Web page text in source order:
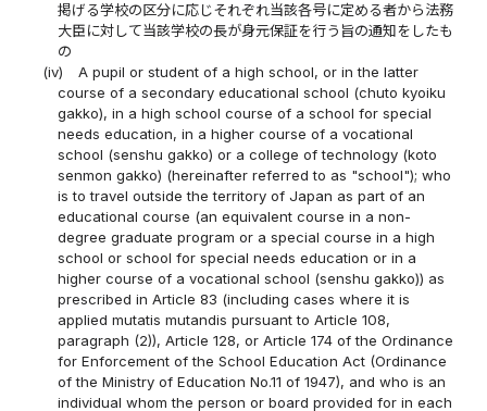
掲げる学校の区分に応じそれぞれ当該各号に定める者から法務
大臣に対して当該学校の長が身元保証を行う旨の通知をしたも
の
(iv)
A pupil or student of a high school, or in the latter
course of a secondary educational school (chuto kyoiku
gakko), in a high school course of a school for special
needs education, in a higher course of a vocational
school (senshu gakko) or a college of technology (koto
senmon gakko) (hereinafter referred to as "school"); who
is to travel outside the territory of Japan as part of an
educational course (an equivalent course in a non-
degree graduate program or a special course in a high
school or school for special needs education or in a
higher course of a vocational school (senshu gakko)) as
prescribed in Article 83 (including cases where it is
applied mutatis mutandis pursuant to Article 108,
paragraph (2)), Article 128, or Article 174 of the Ordinance
for Enforcement of the School Education Act (Ordinance
of the Ministry of Education No.11 of 1947), and who is an
individual whom the person or board provided for in each